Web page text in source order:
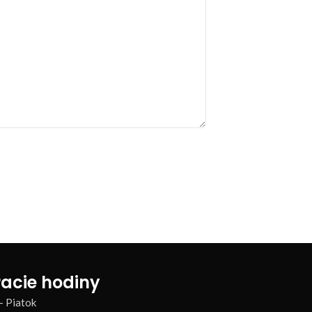
hodiny
Piatok